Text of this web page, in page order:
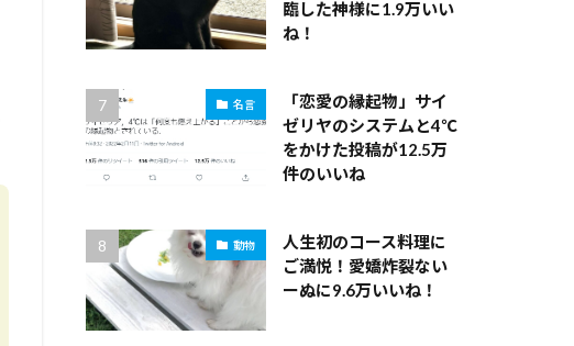
臨した神様に1.9万いい
ね！
名言
「恋愛の縁起物」サイ
ゼリヤのシステムと4℃
をかけた投稿が12.5万
件のいいね
動物
人生初のコース料理に
ご満悦！愛嬌炸裂ない
ーぬに9.6万いいね！